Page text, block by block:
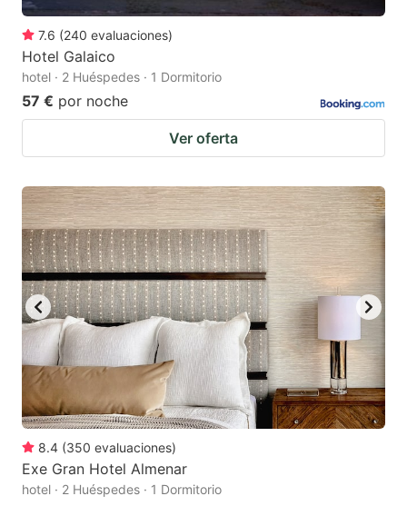
7.6 (240 evaluaciones)
Hotel Galaico
hotel · 2 Huéspedes · 1 Dormitorio
57 € por noche
Ver oferta
8.4 (350 evaluaciones)
Exe Gran Hotel Almenar
hotel · 2 Huéspedes · 1 Dormitorio